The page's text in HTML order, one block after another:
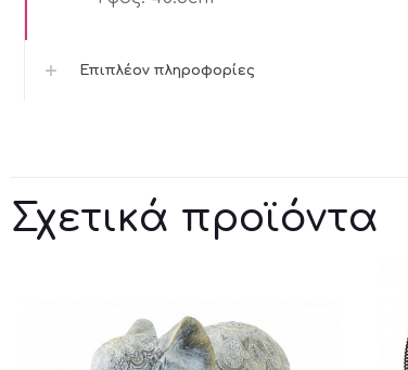
Επιπλέον πληροφορίες
Σχετικά προϊόντα